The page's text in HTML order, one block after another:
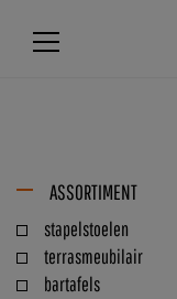
ASSORTIMENT
stapelstoelen
terrasmeubilair
bartafels